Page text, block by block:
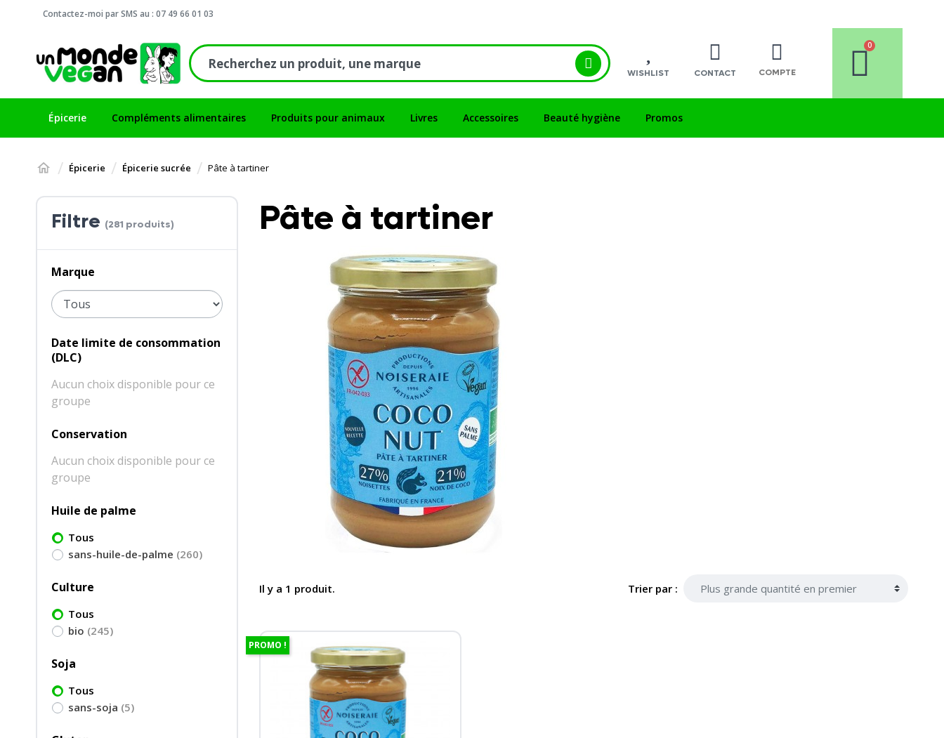
Contactez-moi par SMS au : 07 49 66 01 03
WISHLIST CONTACT COMPTE
Épicerie Compléments alimentaires Produits pour animaux Livres Accessoires Beauté hygiène Promos
Épicerie Épicerie sucrée Pâte à tartiner
Filtre (281 produits)
Marque
Date limite de consommation
(DLC)
Aucun choix disponible pour ce
groupe
Conservation
Aucun choix disponible pour ce
groupe
Huile de palme
Tous
sans-huile-de-palme (260)
Culture
Tous
bio (245)
Soja
Tous
sans-soja (5)
Pâte à tartiner
Il y a 1 produit. Trier par :
PROMO !